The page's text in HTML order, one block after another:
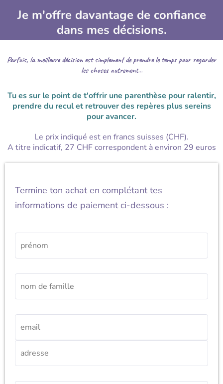
Je m'offre davantage de confiance
dans mes décisions.
Parfois, la meilleure décision est simplement de prendre le temps pour regarder
les choses autrement...
Tu es sur le point de t'offrir une parenthèse pour ralentir,
prendre du recul et retrouver des repères plus sereins
pour avancer.
Le prix indiqué est en francs suisses (CHF).
A titre indicatif, 27 CHF correspondent à environ 29 euros
Termine ton achat en complétant tes
informations de paiement ci-dessous :